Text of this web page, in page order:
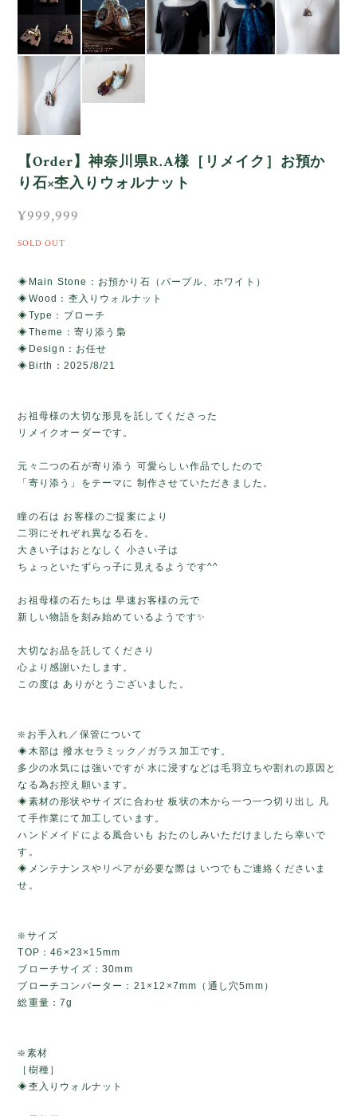
【Order】神奈川県R.A様［リメイク］お預か
り石×杢入りウォルナット
¥999,999
SOLD OUT
◈Main Stone：お預かり石（パープル、ホワイト）
◈Wood：杢入りウォルナット
◈Type：ブローチ
◈Theme：寄り添う梟
◈Design：お任せ
◈Birth：2025/8/21
お祖母様の大切な形見を託してくださった
リメイクオーダーです。
元々二つの石が寄り添う 可愛らしい作品でしたので
「寄り添う」をテーマに 制作させていただきました。
瞳の石は お客様のご提案により
二羽にそれぞれ異なる石を。
大きい子はおとなしく 小さい子は
ちょっといたずらっ子に見えるようです^^
お祖母様の石たちは 早速お客様の元で
新しい物語を刻み始めているようです✨
大切なお品を託してくださり
心より感謝いたします。
この度は ありがとうございました。
❇️お手入れ／保管について
◈木部は 撥水セラミック／ガラス加工です。
多少の水気には強いですが 水に浸すなどは毛羽立ちや割れの原因と
なる為お控え願います。
◈素材の形状やサイズに合わせ 板状の木から一つ一つ切り出し 凡
て手作業にて加工しています。
ハンドメイドによる風合いも おたのしみいただけましたら幸いで
す。
◈メンテナンスやリペアが必要な際は いつでもご連絡くださいま
せ。
❇️サイズ
TOP：46×23×15mm
ブローチサイズ：30mm
ブローチコンバーター：21×12×7mm（通し穴5mm）
総重量：7g
❇️素材
［樹種］
◈杢入りウォルナット